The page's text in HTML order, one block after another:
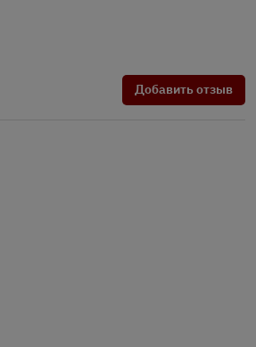
Добавить отзыв